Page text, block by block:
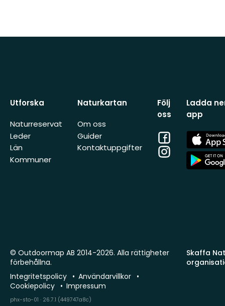
Utforska
Naturreservat
Leder
Län
Kommuner
Naturkartan
Om oss
Guider
Kontaktuppgifter
Följ
oss
Facebook
Instagram
Ladda
app
App
Store
App
Store
Skaffa
© Outdoormap AB 2014-2026. Alla rättigheter
förbehållna.
Integritetspolicy
Användarvillkor
Cookiepolicy
Impressum
phx-sto-01 · 26.7.1 (449747a8c)